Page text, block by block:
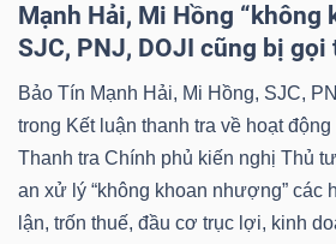
Mạnh Hải, Mi Hồng “không
SJC, PNJ, DOJI cũng bị gọi
Bảo Tín Mạnh Hải, Mi Hồng, SJC,
trong Kết luận thanh tra về hoạt
Thanh tra Chính phủ kiến nghị Thủ
an xử lý “không khoan nhượng” các
lận, trốn thuế, đầu cơ trục lợi, kinh